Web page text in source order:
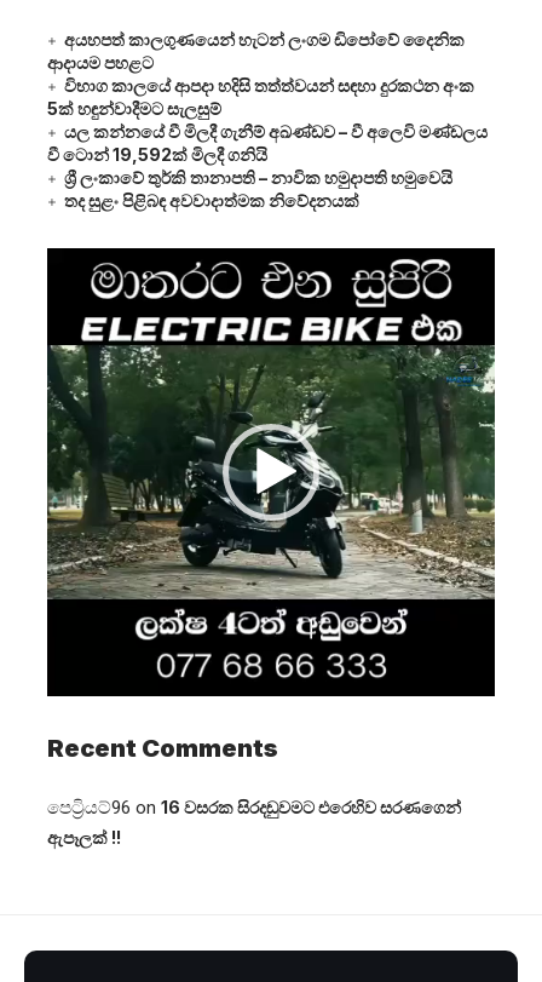
අයහපත් කාලගුණයෙන් හැටන් ලංගම ඩිපෝවේ දෛනික
ආදායම පහළට
විභාග කාලයේ ආපදා හදිසි තත්ත්වයන් සඳහා දුරකථන අංක
5ක් හඳුන්වාදීමට සැලසුම්
යල කන්නයේ වී මිලදී ගැනීම් අඛණ්ඩව – වී අලෙවි මණ්ඩලය
වී ටොන් 19,592ක් මිලදී ගනියි
ශ්‍රී ලංකාවේ තුර්කි තානාපති – නාවික හමුදාපති හමුවෙයි
තද සුළං පිළිබඳ අවවාදාත්මක නිවේදනයක්
Player
Recent Comments
පෙට්‍රියට්96 on 16 වසරක සිරදඬුවමට එරෙහිව සරණගෙන්
ඇපෑලක් !!